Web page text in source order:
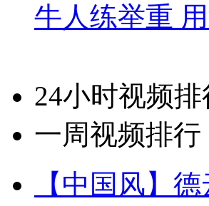
牛人练举重
24小时视频排
一周视频排行
【中国风】